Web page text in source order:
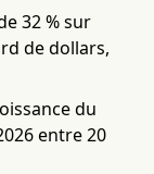
32 % sur
de dollars,
du
entre 20